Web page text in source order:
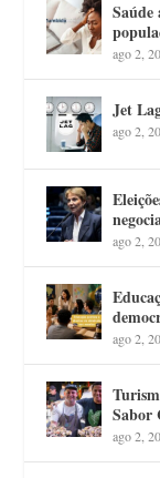
ago 2,
Jet
ago 2,
ago 2,
ago 2,
Sabor
ago 2,